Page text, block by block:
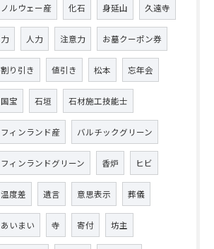
ノルウェー産 化石 身延山 久遠寺
力 人力 注意力 お墓クーポン券
割り引き 値引き 松本 忘年会
国宝 石垣 石材施工技能士
フィンランド産 バルチックグリーン
フィンランドグリーン 香炉 ヒビ
温度差 遺言 意思表示 葬儀
あいまい 寺 寄付 坊主